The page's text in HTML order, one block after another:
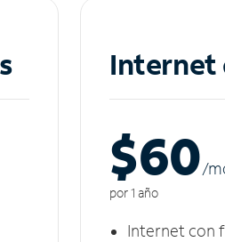
Internet
$60/m
por 1 año
Internet con